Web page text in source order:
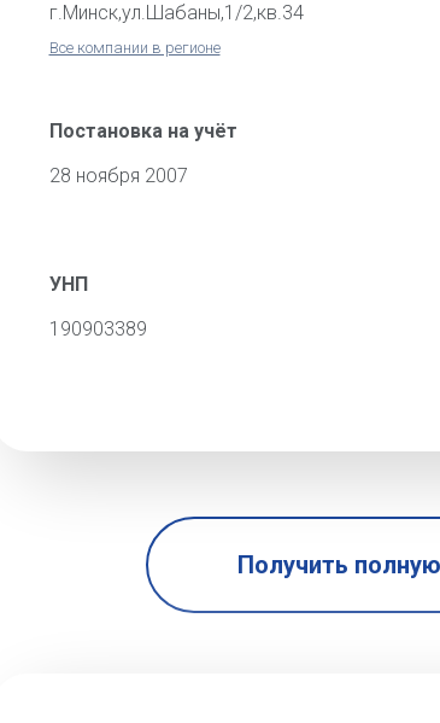
г.Минск,ул.Шабаны,1/2,кв.34
Все компании в регионе
Постановка на учёт
28 ноября 2007
УНП
190903389
Получить